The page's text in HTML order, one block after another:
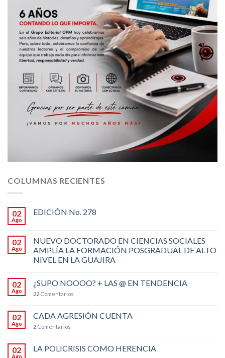
COLUMNAS RECIENTES
02
Ago
EDICIÓN No. 278
02
Ago
NUEVO DOCTORADO EN CIENCIAS SOCIALES
AMPLÍA LA FORMACIÓN POSGRADUAL DE ALTO
NIVEL EN LA GUAJIRA
02
Ago
¿SUPO NOOOO? + LAS @ EN TENDENCIA
22 Comentarios
02
Ago
CADA AGRESIÓN CUENTA
2 Comentarios
02
Ago
LA POLICRISIS COMO HERENCIA